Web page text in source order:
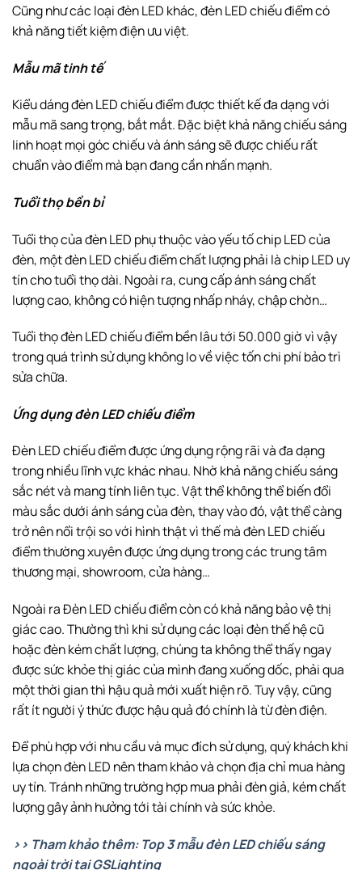
Cũng như các loại đèn LED khác, đèn LED chiếu điểm có
khả năng tiết kiệm điện ưu việt.
Mẫu mã tinh tế
Kiểu dáng đèn LED chiếu điểm được thiết kế đa dạng với
mẫu mã sang trọng, bắt mắt. Đặc biệt khả năng chiếu sáng
linh hoạt mọi góc chiếu và ánh sáng sẽ được chiếu rất
chuẩn vào điểm mà bạn đang cần nhấn mạnh.
Tuổi thọ bền bỉ
Tuổi thọ của đèn LED phụ thuộc vào yếu tố chip LED của
đèn, một đèn LED chiếu điểm chất lượng phải là chip LED uy
tín cho tuổi thọ dài. Ngoài ra, cung cấp ánh sáng chất
lượng cao, không có hiện tượng nhấp nháy, chập chờn…
Tuổi thọ đèn LED chiếu điểm bền lâu tới 50.000 giờ vì vậy
trong quá trình sử dụng không lo về việc tốn chi phí bảo trì
sửa chữa.
Ứng dụng đèn LED chiếu điểm
Đèn LED chiếu điểm được ứng dụng rộng rãi và đa dạng
trong nhiều lĩnh vực khác nhau. Nhờ khả năng chiếu sáng
sắc nét và mang tính liên tục. Vật thể không thể biến đổi
màu sắc dưới ánh sáng của đèn, thay vào đó, vật thể càng
trở nên nổi trội so với hình thật vì thế mà đèn LED chiếu
điểm thường xuyên được ứng dụng trong các trung tâm
thương mại, showroom, cửa hàng…
Ngoài ra Đèn LED chiếu điểm còn có khả năng bảo vệ thị
giác cao. Thường thì khi sử dụng các loại đèn thế hệ cũ
hoặc đèn kém chất lượng, chúng ta không thể thấy ngay
được sức khỏe thị giác của mình đang xuống dốc, phải qua
một thời gian thì hậu quả mới xuất hiện rõ. Tuy vậy, cũng
rất ít người ý thức được hậu quả đó chính là từ đèn điện.
Để phù hợp với nhu cầu và mục đích sử dụng, quý khách khi
lựa chọn đèn LED nên tham khảo và chọn địa chỉ mua hàng
uy tín. Tránh những trường hợp mua phải đèn giả, kém chất
lượng gây ảnh hưởng tới tài chính và sức khỏe.
>> Tham khảo thêm: Top 3 mẫu đèn LED chiếu sáng
ngoài trời tại GSLighting